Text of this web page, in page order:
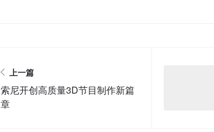
上一篇
索尼开创高质量3D节目制作新篇
章